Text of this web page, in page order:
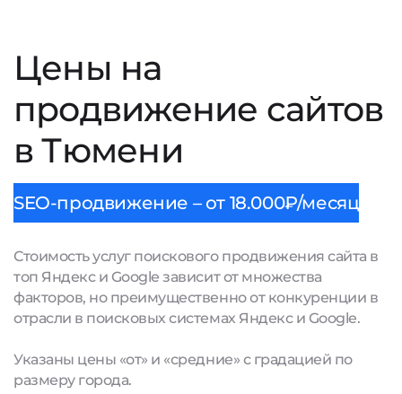
Цены на
продвижение сайтов
в Тюмени
SEO-продвижение – от 18.000₽/месяц
Стоимость услуг поискового продвижения сайта в
топ Яндекс и Google зависит от множества
факторов, но преимущественно от конкуренции в
отрасли в поисковых системах Яндекс и Google.
Указаны цены «от» и «средние» с градацией по
размеру города.